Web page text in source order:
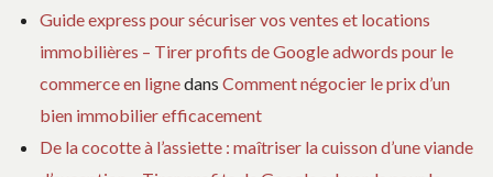
Guide express pour sécuriser vos ventes et locations
immobilières – Tirer profits de Google adwords pour le
commerce en lignedans Comment négocier le prix d’un
bien immobilier efficacement
De la cocotte à l’assiette : maîtriser la cuisson d’une viande